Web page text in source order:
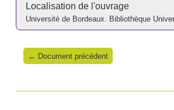
Localisation de l'ouvrage
Université de Bordeaux. Bibliothèque
← Document précédent